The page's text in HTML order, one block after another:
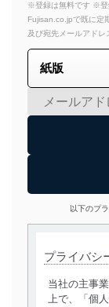
※登録は無料です ※登
Fujisan.co.jpで既に定
及び宛先メールアドレ
以下のプ
プライバシ
当社の主事
上で、「個